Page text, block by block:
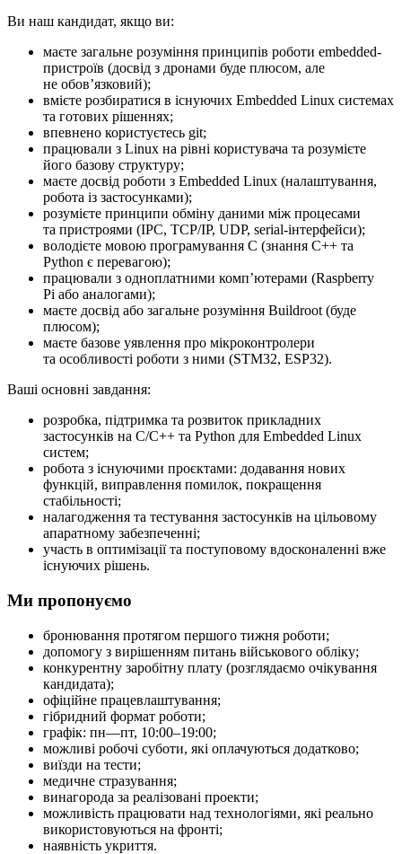
Ви наш кандидат, якщо ви:
маєте загальне розуміння принципів роботи embedded-
пристроїв (досвід з дронами буде плюсом, але
не обовʼязковий);
вмієте розбиратися в існуючих Embedded Linux системах
та готових рішеннях;
впевнено користуєтесь git;
працювали з Linux на рівні користувача та розумієте
його базову структуру;
маєте досвід роботи з Embedded Linux (налаштування,
робота із застосунками);
розумієте принципи обміну даними між процесами
та пристроями (IPC, TCP/IP, UDP, serial-інтерфейси);
володієте мовою програмування C (знання C++ та
Python є перевагою);
працювали з одноплатними компʼютерами (Raspberry
Pi або аналогами);
маєте досвід або загальне розуміння Buildroot (буде
плюсом);
маєте базове уявлення про мікроконтролери
та особливості роботи з ними (STM32, ESP32).
Ваші основні завдання:
розробка, підтримка та розвиток прикладних
застосунків на C/C++ та Python для Embedded Linux
систем;
робота з існуючими проєктами: додавання нових
функцій, виправлення помилок, покращення
стабільності;
налагодження та тестування застосунків на цільовому
апаратному забезпеченні;
участь в оптимізації та поступовому вдосконаленні вже
існуючих рішень.
Ми пропонуємо
бронювання протягом першого тижня роботи;
допомогу з вирішенням питань військового обліку;
конкурентну заробітну плату (розглядаємо очікування
кандидата);
офіційне працевлаштування;
гібридний формат роботи;
графік: пн—пт, 10:00–19:00;
можливі робочі суботи, які оплачуються додатково;
виїзди на тести;
медичне стразування;
винагорода за реалізовані проекти;
можливість працювати над технологіями, які реально
використовуються на фронті;
наявність укриття.